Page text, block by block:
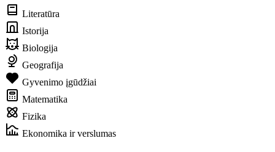
Literatūra
Istorija
Biologija
Geografija
Gyvenimo įgūdžiai
Matematika
Fizika
Ekonomika ir verslumas